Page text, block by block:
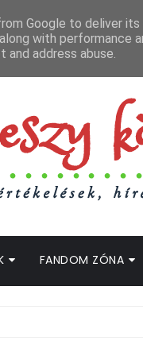
FANDOM ZÓNA
Google to deliver
with performance
address abuse.